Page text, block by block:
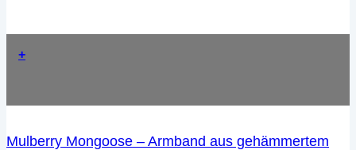
+
Mulberry Mongoose – Armband aus gehämmertem